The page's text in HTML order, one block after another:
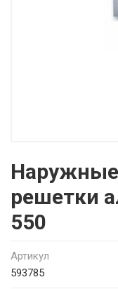
решетки
550
Артикул
593785